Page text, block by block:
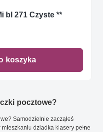
bl 271 Czyste **
koszyka
pocztowe?
Samodzielnie zacząłeś
dziadka klasery pełne